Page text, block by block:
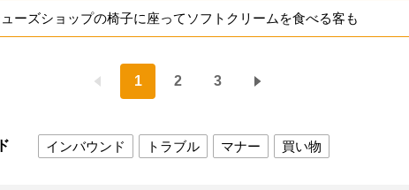
ーズショップの椅子に座ってソフトクリームを食べる客も
1 2 3
インバウンド トラブル マナー 買い物